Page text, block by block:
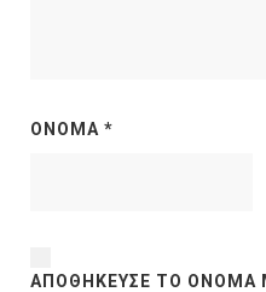
ΌΝΟΜΑ *
ΑΠΟΘΉΚΕΥΣΕ ΤΟ ΌΝΟΜΆ